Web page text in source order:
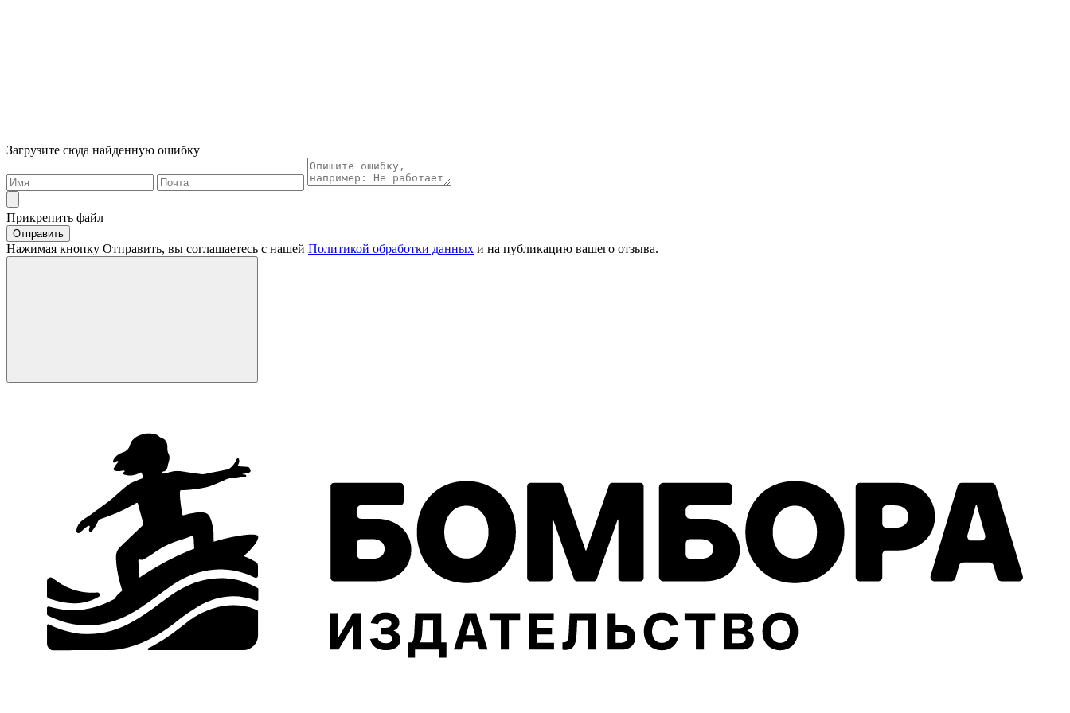
Загрузите сюда найденную ошибку
Прикрепить файл
Отправить
Нажимая кнопку Отправить, вы соглашаетесь с нашей Политикой обработки данных и на публикацию вашего отзыва.